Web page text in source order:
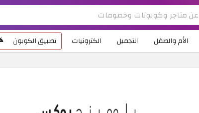
الأم والطفل التجميل الكترونيات تطبيق الكوبون